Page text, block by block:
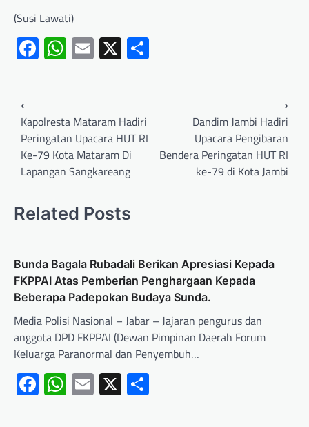
(Susi Lawati)
Facebook
WhatsApp
Email
X
⟵
Kapolresta Mataram Hadiri
Peringatan Upacara HUT RI
Ke-79 Kota Mataram Di
Lapangan Sangkareang
Dandim Jambi Hadiri
Upacara Pengibaran
Bendera Peringatan HUT RI
ke-79 di Kota Jambi
⟶
Related Posts
Bunda Bagala Rubadali Berikan Apresiasi Kepada
FKPPAI Atas Pemberian Penghargaan Kepada
Beberapa Padepokan Budaya Sunda.
Media Polisi Nasional – Jabar – Jajaran pengurus dan
anggota DPD FKPPAI (Dewan Pimpinan Daerah Forum
Keluarga Paranormal dan Penyembuh…
Facebook
WhatsApp
Email
X